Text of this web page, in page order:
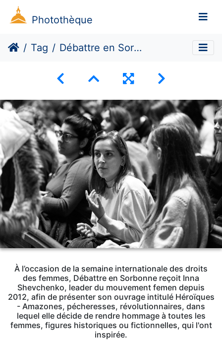
Photothèque
Tag Débattre en Sorbonne reçoit Inna Shevchenko
À l’occasion de la semaine internationale des droits
des femmes, Débattre en Sorbonne reçoit Inna
Shevchenko, leader du mouvement femen depuis
2012, afin de présenter son ouvrage intitulé Héroïques
- Amazones, pécheresses, révolutionnaires, dans
lequel elle décide de rendre hommage à toutes les
femmes, figures historiques ou fictionnelles, qui l'ont
inspirée.